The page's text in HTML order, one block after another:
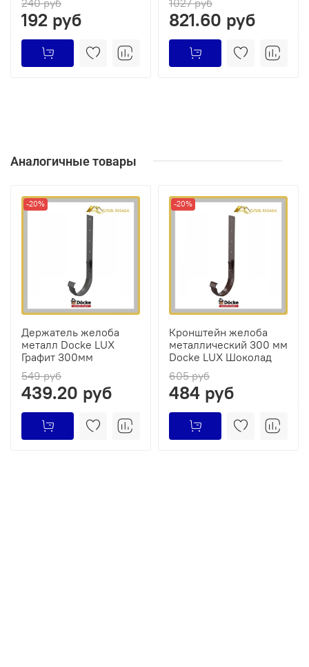
240 руб
192 руб
1027 руб
821.60 руб
Аналогичные товары
-20%
Держатель желоба
металл Docke LUX
Графит 300мм
549 руб
439.20 руб
-20%
Кронштейн желоба
металлический 300 мм
Docke LUX Шоколад
605 руб
484 руб